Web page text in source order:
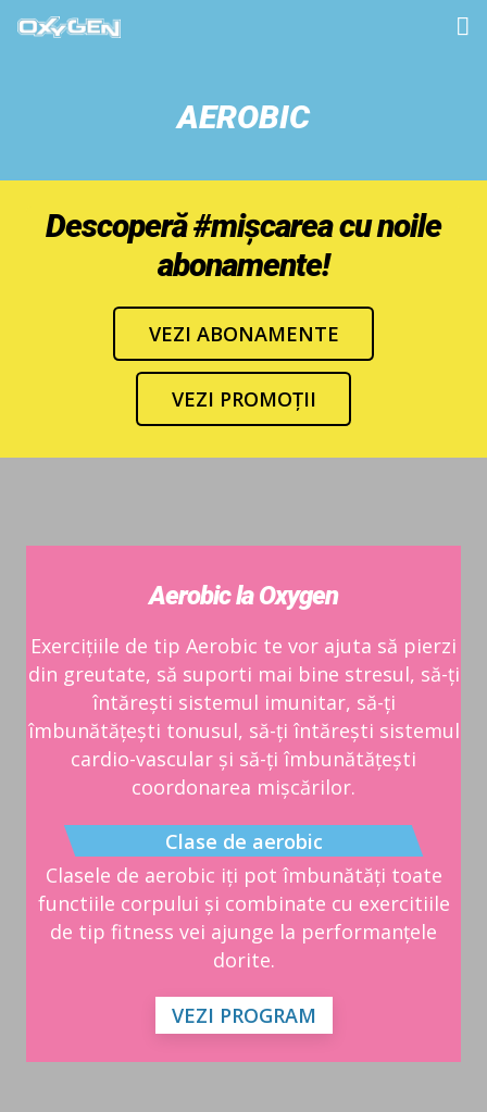
MIȘCARE
ÎNOT
DUATHLON/TRIATHLON
AEROBIC
Descoperă #mișcarea cu noile
abonamente!
VEZI ABONAMENTE
VEZI PROMOȚII
Aerobic la Oxygen
Exercițiile de tip Aerobic te vor ajuta să pierzi
din greutate, să suporti mai bine stresul, să-ți
întărești sistemul imunitar, să-ți
îmbunătățești tonusul, să-ți întărești sistemul
cardio-vascular și să-ți îmbunătățești
coordonarea mișcărilor.
Clase de aerobic
Clasele de aerobic iți pot îmbunătăți toate
functiile corpului și combinate cu exercitiile
de tip fitness vei ajunge la performanțele
dorite.
VEZI PROGRAM